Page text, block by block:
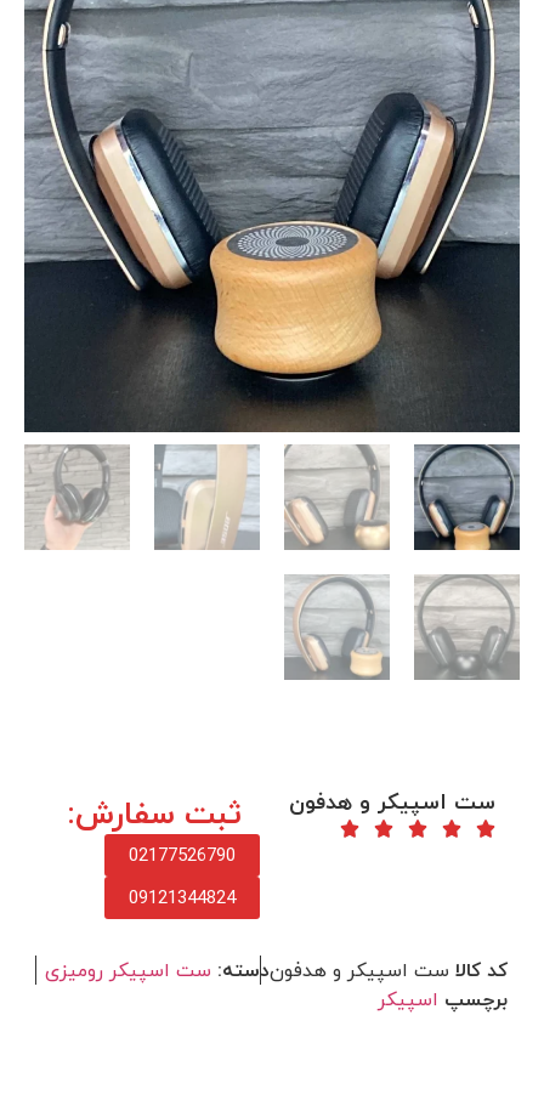
ست اسپیکر و هدفون ثبت سفارش:
02177526790
09121344824
کد کالا ست اسپیکر و هدفوندسته: ست اسپیکر رومیزی
برچسپ اسپیکر